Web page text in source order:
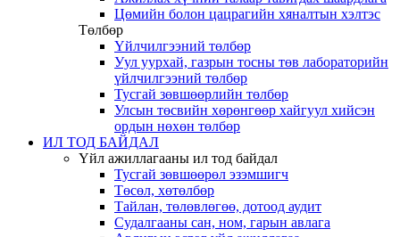
Цөмийн болон цацрагийн хяналтын хэлтэс
Төлбөр
Үйлчилгээний төлбөр
Уул уурхай, газрын тосны төв лабораторийн
үйлчилгээний төлбөр
Тусгай зөвшөөрлийн төлбөр
Улсын төсвийн хөрөнгөөр хайгуул хийсэн
ордын нөхөн төлбөр
ИЛ ТОД БАЙДАЛ
Үйл ажиллагааны ил тод байдал
Тусгай зөвшөөрөл эзэмшигч
Төсөл, хөтөлбөр
Тайлан, төлөвлөгөө, дотоод аудит
Судалгааны сан, ном, гарын авлага